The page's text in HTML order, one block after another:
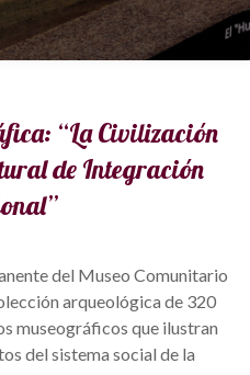
“La Civilización
de Integración
del Museo Comunitario
arqueológica de 320
museográficos que ilustran
del sistema social de la